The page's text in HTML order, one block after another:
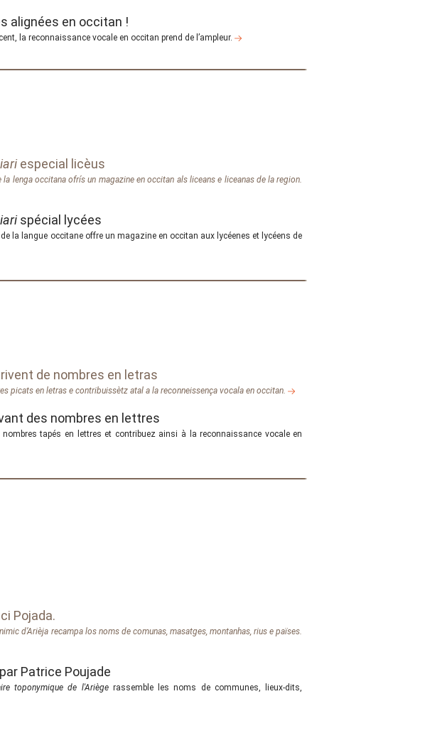
alignées en occitan !
la reconnaissance vocale en occitan prend de l’ampleur.
especial licèus
lenga occitana ofrís un magazine en occitan als liceans e liceanas de la region.
spécial lycées
la langue occitane offre un magazine en occitan aux lycéenes et lycéens de
de nombres en letras
picats en letras e contribuissètz atal a la reconneissença vocala en occitan.
des nombres en lettres
tapés en lettres et contribuez ainsi à la reconnaissance vocale en
Pojada.
d’Arièja recampa los noms de comunas, masatges, montanhas, rius e païses.
Patrice Poujade
toponymique de l'Ariègerassemble les noms de communes, lieux-dits,